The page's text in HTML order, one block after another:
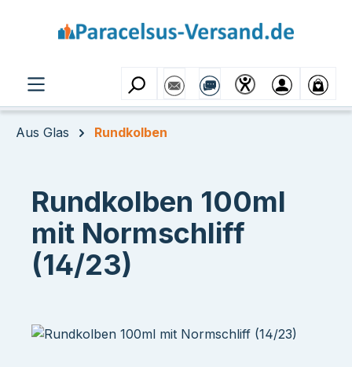
Aus Glas Rundkolben
Rundkolben 100ml
mit Normschliff
(14/23)